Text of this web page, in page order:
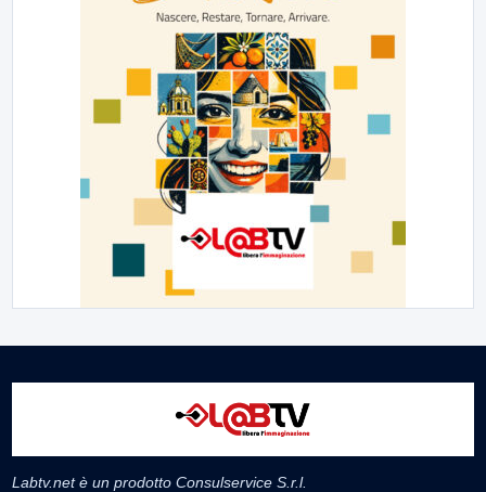
Labtv.net è un prodotto Consulservice S.r.l.